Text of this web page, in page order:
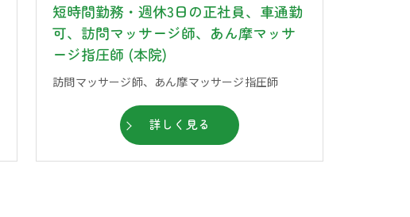
短時間勤務・週休3日の正社員、車通勤
可、訪問マッサージ師、あん摩マッサ
ージ指圧師 (本院)
訪問マッサージ師、あん摩マッサージ指圧師
詳しく見る